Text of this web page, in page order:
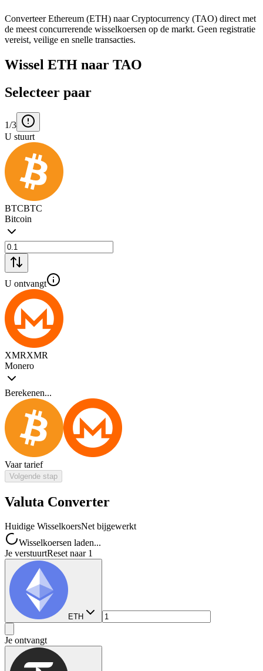
Converteer Ethereum (ETH) naar Cryptocurrency (TAO) direct met
de meest concurrerende wisselkoersen op de markt. Geen registratie
vereist, veilige en snelle transacties.
Wissel ETH naar TAO
Selecteer paar
1/3
U stuurt
BTCBTC
Bitcoin
U ontvangt
XMRXMR
Monero
Berekenen...
Vaar tarief
Volgende stap
Valuta Converter
Huidige WisselkoersNet bijgewerkt
Wisselkoersen laden...
Je verstuurtReset naar 1
ETH
Je ontvangt